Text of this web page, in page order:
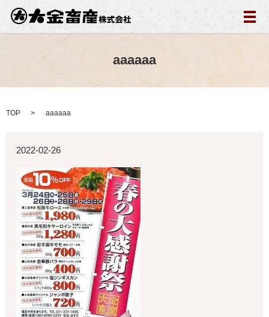
メ
aaaaaa
TOP aaaaaa
2022-02-26